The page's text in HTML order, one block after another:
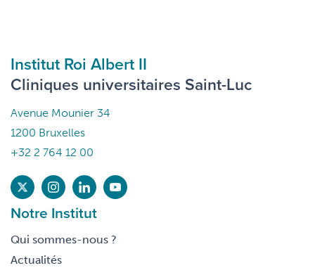
Institut Roi Albert II
Cliniques universitaires Saint-Luc
Avenue Mounier 34
1200 Bruxelles
+32 2 764 12 00
Notre Institut
Qui sommes-nous ?
Actualités